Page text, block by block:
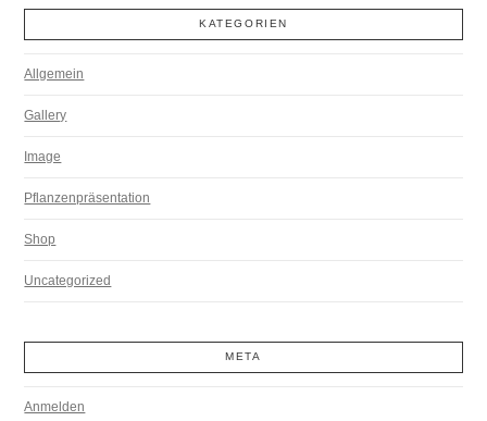
KATEGORIEN
Allgemein
Gallery
Image
Pflanzenpräsentation
Shop
Uncategorized
META
Anmelden